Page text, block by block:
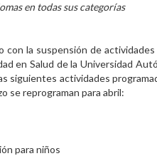
en todas sus categorías
con la suspensión de
en Salud de la Universidad
siguientes actividades
se reprograman para abril:
para niños